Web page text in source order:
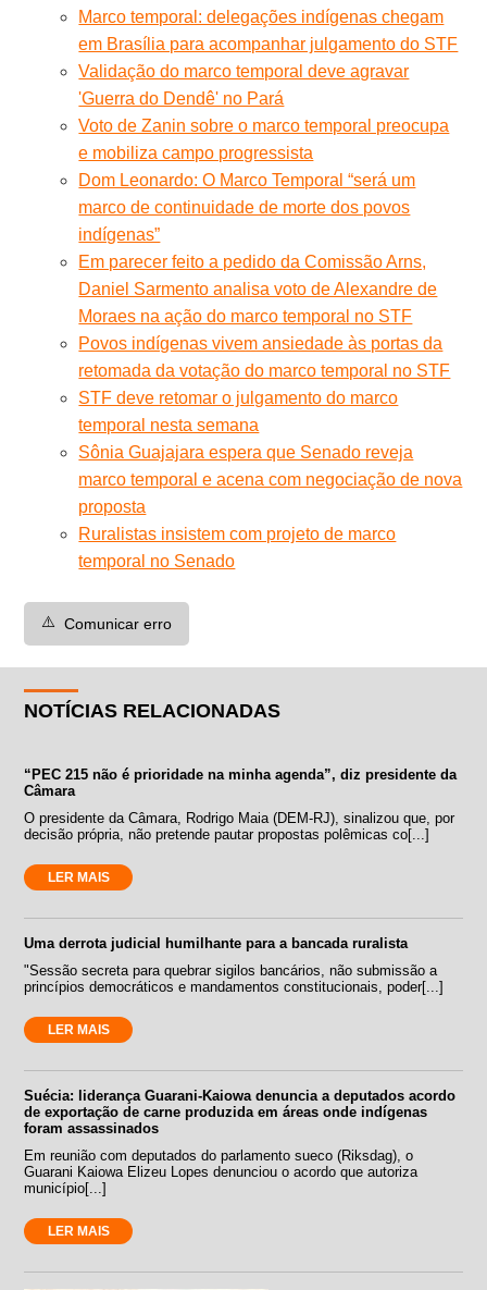
Marco temporal: delegações indígenas chegam
em Brasília para acompanhar julgamento do STF
Validação do marco temporal deve agravar
'Guerra do Dendê' no Pará
Voto de Zanin sobre o marco temporal preocupa
e mobiliza campo progressista
Dom Leonardo: O Marco Temporal “será um
marco de continuidade de morte dos povos
indígenas”
Em parecer feito a pedido da Comissão Arns,
Daniel Sarmento analisa voto de Alexandre de
Moraes na ação do marco temporal no STF
Povos indígenas vivem ansiedade às portas da
retomada da votação do marco temporal no STF
STF deve retomar o julgamento do marco
temporal nesta semana
Sônia Guajajara espera que Senado reveja
marco temporal e acena com negociação de nova
proposta
Ruralistas insistem com projeto de marco
temporal no Senado
⚠️ Comunicar erro
NOTÍCIAS RELACIONADAS
“PEC 215 não é prioridade na minha agenda”, diz presidente da
Câmara
O presidente da Câmara, Rodrigo Maia (DEM-RJ), sinalizou que, por
decisão própria, não pretende pautar propostas polêmicas co[...]
LER MAIS
Uma derrota judicial humilhante para a bancada ruralista
"Sessão secreta para quebrar sigilos bancários, não submissão a
princípios democráticos e mandamentos constitucionais, poder[...]
LER MAIS
Suécia: liderança Guarani-Kaiowa denuncia a deputados acordo
de exportação de carne produzida em áreas onde indígenas
foram assassinados
Em reunião com deputados do parlamento sueco (Riksdag), o
Guarani Kaiowa Elizeu Lopes denunciou o acordo que autoriza
município[...]
LER MAIS